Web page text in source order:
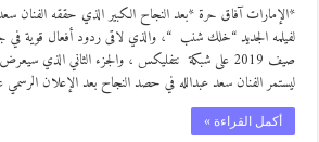
*الإمارات آفاق حرة *بعد النجاح الكبير الذي حققه الفنان سعد
لفيلمه الجديد “خلك شنب “، والذي لاقى ردود أفعال قوية
صيف 2019 على شبكة نتفليكس ، والجزء الثاني الذي
ليستمر الفنان سعد عبدالله في حصد النجاح بعد الإعلان
أكمل القراءة »